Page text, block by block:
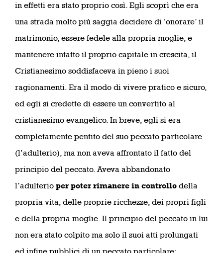
in effetti era stato proprio così. Egli scoprì che era
una strada molto più saggia decidere di ‘onorare’ il
matrimonio, essere fedele alla propria moglie, e
mantenere intatto il proprio capitale in crescita, il
Cristianesimo soddisfaceva in pieno i suoi
ragionamenti. Era il modo di vivere pratico e sicuro,
ed egli si credette di essere un convertito al
cristianesimo evangelico. In breve, egli si era
completamente pentito del suo peccato particolare
(l’adulterio), ma non aveva affrontato il fatto del
principio del peccato. Aveva abbandonato
l’adulterio per poter rimanere in controllo della
propria vita, delle proprie ricchezze, dei propri figli
e della propria moglie. Il principio del peccato in lui
non era stato colpito ma solo il suoi atti prolungati